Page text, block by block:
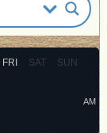
FRI SAT SUN
AM